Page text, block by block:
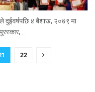
दुईवर्षपछि ४ बैशाख, २०७९ मा
22